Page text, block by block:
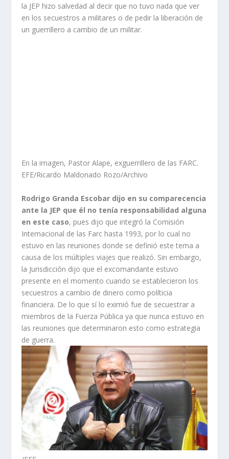
la JEP hizo salvedad al decir que no tuvo nada que ver
en los secuestros a militares o de pedir la liberación de
un guerrillero a cambio de un militar.
En la imagen, Pastor Alape, exguerrillero de las FARC.
EFE/Ricardo Maldonado Rozo/Archivo
Rodrigo Granda Escobar dijo en su comparecencia
ante la JEP que él no tenía responsabilidad alguna
en este caso, pues dijo que integró la Comisión
Internacional de las Farc hasta 1993, por lo cual no
estuvo en las reuniones donde se definió este tema a
causa de los múltiples viajes que realizó. Sin embargo,
la Jurisdicción dijo que el excomandante estuvo
presente en el momento cuando se establecieron los
secuestros a cambio de dinero como políticia
financiera. De lo que sí lo eximió fue de secuestrar a
miembros de la Fuerza Pública ya que nunca estuvo en
las reuniones que determinaron esto como estrategia
de guerra.